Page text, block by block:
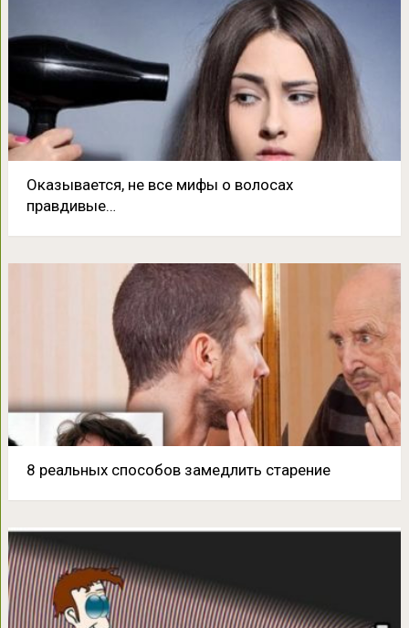
Оказывается, не все мифы о волосах
правдивые…
8 реальных способов замедлить старение